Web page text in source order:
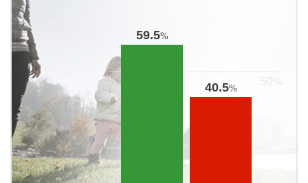
59.5%
40.5%